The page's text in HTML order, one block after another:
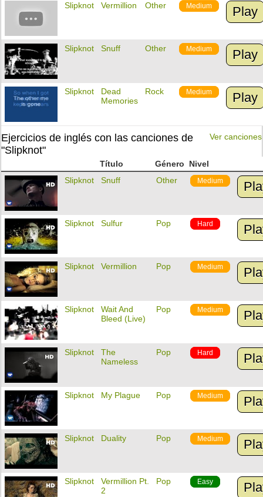
Slipknot Vermillion Other Medium Play
Slipknot Snuff Other Medium Play
Slipknot
Dead
Memories
Rock Medium Play
Ver canciones
Ejercicios de inglés con las canciones de
"Slipknot"
Título Género
Nivel
Slipknot
Snuff Other Medium
Slipknot Sulfur Pop Hard
Slipknot Vermillion Pop Medium
Slipknot
Wait And
Bleed (Live)
Pop Medium
Slipknot
The
Nameless
Pop Hard
Slipknot My Plague Pop Medium
Slipknot Duality Pop Medium
Slipknot
Vermillion Pt.
2
Pop Easy